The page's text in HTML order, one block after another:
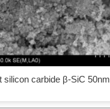
silicon carbide β-SiC 50nm